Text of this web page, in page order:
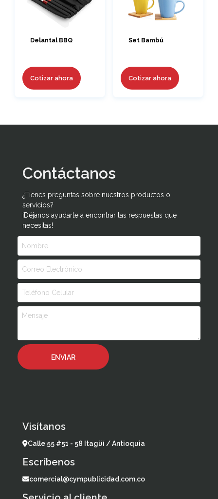
Delantal BBQ
Cotizar ahora
Set Bambú
Cotizar ahora
Contáctanos
¿Tienes preguntas sobre nuestros productos o
servicios?
¡Déjanos ayudarte a encontrar las respuestas que
necesitas!
Visítanos
Calle 55 #51 - 58 Itagüí / Antioquia
Escríbenos
comercial@cympublicidad.com.co